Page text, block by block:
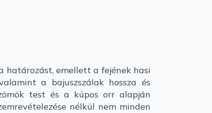
határozást, emellett a fejének hasi
a bajuszszálak hossza és
test és a kúpos orr alapján
nélkül nem minden